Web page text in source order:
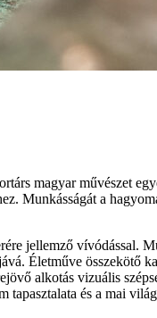
magyar művészet
Munkásságát a
jellemző vívódással.
Életműve összekötő
alkotás vizuális
és a mai